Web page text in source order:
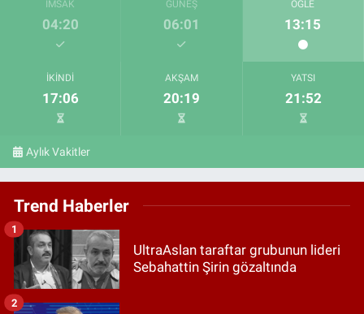
İMSAK
04:20
GÜNEŞ
06:01
ÖĞLE
13:15
İKINDI
17:06
AKŞAM
20:19
YATSI
21:52
Aylık Vakitler
Trend Haberler
UltraAslan taraftar grubunun lideri
Sebahattin Şirin gözaltında
1
2